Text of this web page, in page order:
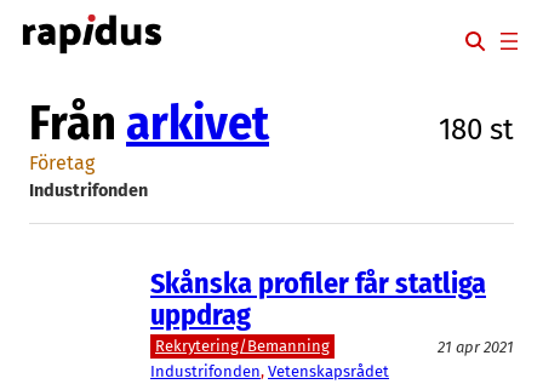
Hoppa
till
Från arkivet 180 st
Företag
Industrifonden
Skånska profiler får statliga
uppdrag
Rekrytering/Bemanning
21 apr 2021
Industrifonden, Vetenskapsrådet